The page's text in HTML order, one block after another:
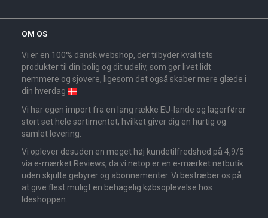
OM OS
Vi er en 100% dansk webshop, der tilbyder kvalitets
produkter til din bolig og dit udeliv, som gør livet lidt
nemmere og sjovere, ligesom det også skaber mere glæde i
din hverdag
Vi har egen import fra en lang række EU-lande og lagerfører
stort set hele sortimentet, hvilket giver dig en hurtig og
samlet levering.
Vi oplever desuden en meget høj kundetilfredshed på 4,9/5
via e-mærket Reviews, da vi netop er en e-mærket netbutik
uden skjulte gebyrer og abonnementer. Vi bestræber os på
at give flest muligt en behagelig købsoplevelse hos
Ideshoppen.